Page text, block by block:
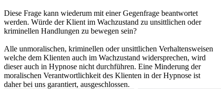
Diese Frage kann wiederum mit einer Gegenfrage beantwortet
werden. Würde der Klient im Wachzustand zu unsittlichen oder
kriminellen Handlungen zu bewegen sein?
Alle unmoralischen, kriminellen oder unsittlichen Verhaltensweisen
welche dem Klienten auch im Wachzustand widersprechen, wird
dieser auch in Hypnose nicht durchführen. Eine Minderung der
moralischen Verantwortlichkeit des Klienten in der Hypnose ist
daher bei uns garantiert, ausgeschlossen.